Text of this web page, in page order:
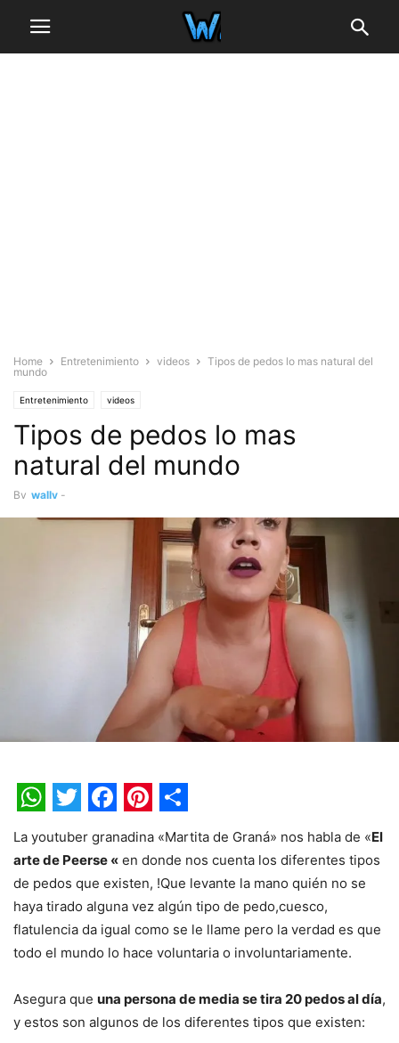
Home Entretenimiento videos
Tipos de pedos lo mas natural del
mundo
Entretenimiento videos
Tipos de pedos lo mas
natural del mundo
By wally -
WhatsApp
Twitter
Facebook
Pinterest
Share
La youtuber granadina «Martita de Graná» nos habla de «El
arte de Peerse « en donde nos cuenta los diferentes tipos
de pedos que existen, !Que levante la mano quién no se
haya tirado alguna vez algún tipo de pedo,cuesco,
flatulencia da igual como se le llame pero la verdad es que
todo el mundo lo hace voluntaria o involuntariamente.
Asegura que una persona de media se tira 20 pedos al día,
y estos son algunos de los diferentes tipos que existen: